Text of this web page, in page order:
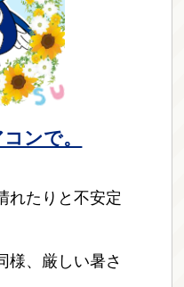
ンで。
れたりと不安定
様、厳しい暑さ